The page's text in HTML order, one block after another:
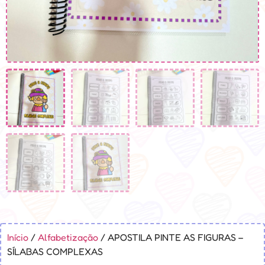
Início / Alfabetização / APOSTILA PINTE AS FIGURAS –
SÍLABAS COMPLEXAS